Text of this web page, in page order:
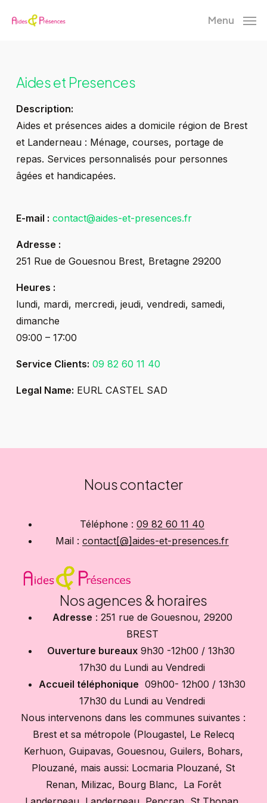
Menu
Aides et Presences
Description:
Aides et présences aides a domicile région de Brest
et Landerneau : Ménage, courses, portage de
repas. Services personnalisés pour personnes
âgées et handicapées.
E-mail : contact@aides-et-presences.fr
Adresse :
251 Rue de Gouesnou Brest, Bretagne 29200
Heures :
lundi, mardi, mercredi, jeudi, vendredi, samedi,
dimanche
09:00 – 17:00
Service Clients: 09 82 60 11 40
Legal Name: EURL CASTEL SAD
Nous contacter
Téléphone :09 82 60 11 40
Mail :contact[@]aides-et-presences.fr
Nos agences & horaires
Adresse : 251 rue de Gouesnou, 29200
BREST
Ouverture bureaux9h30 -12h00 / 13h30
17h30 du Lundi au Vendredi
Accueil téléphonique 09h00- 12h00 / 13h30
17h30 du Lundi au Vendredi
Nous intervenons dans les communes suivantes :
Brest et sa métropole (Plougastel, Le Relecq
Kerhuon, Guipavas, Gouesnou, Guilers, Bohars,
Plouzané, mais aussi: Locmaria Plouzané, St
Renan, Milizac, Bourg Blanc, La Forêt